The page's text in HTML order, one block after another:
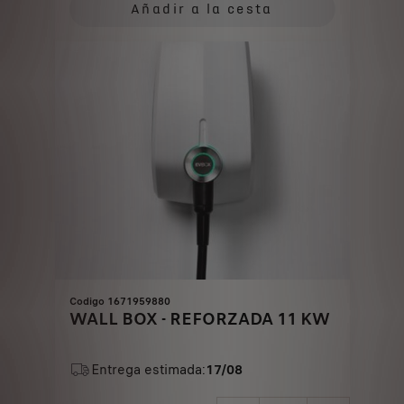
Añadir a la cesta
Codigo 1671959880
WALL BOX - REFORZADA 11 KW
Entrega estimada:17/08